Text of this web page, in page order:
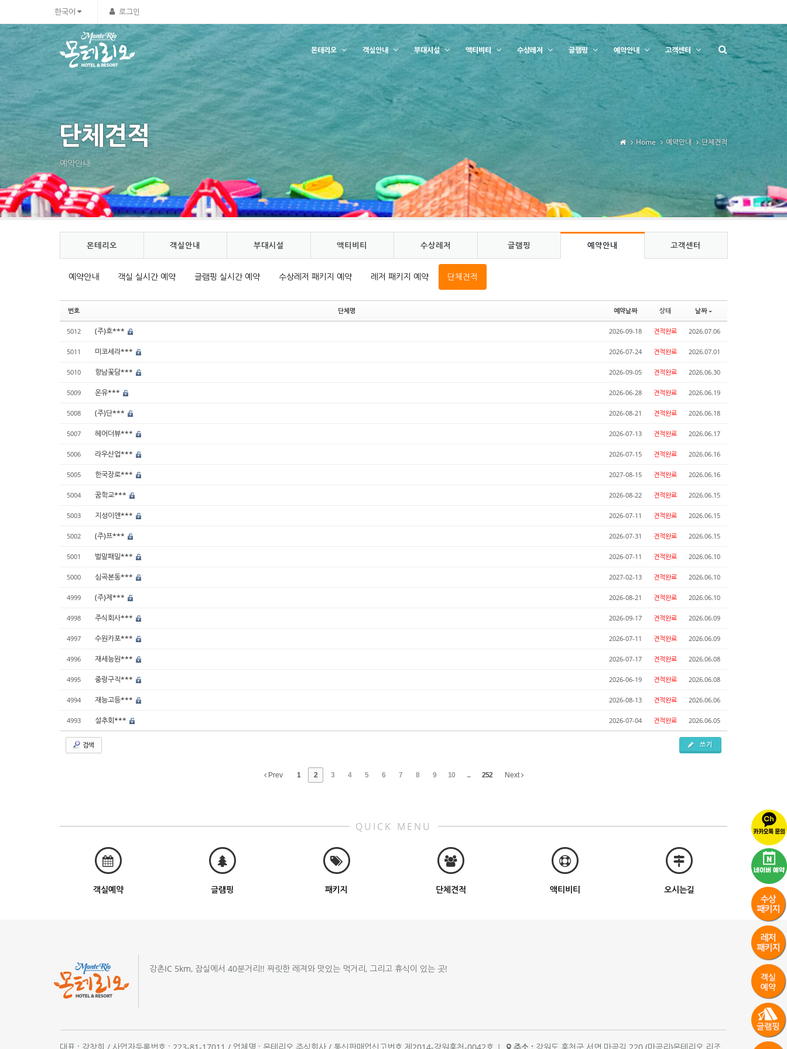
한국어 로그인
몬테리오 객실안내 부대시설 액티비티 수상레저 글램핑 예약안내 고객센터
단체견적
예약안내
Home 예약안내 단체견적
몬테리오 객실안내 부대시설 액티비티 수상레저 글램핑 예약안내 고객센터
예약안내 객실 실시간 예약 글램핑 실시간 예약 수상레저 패키지 예약 레저 패키지 예약 단체견적
번호 단체명 예약날짜 상태 날짜
5012 (주)호*** 2026-09-18 견적완료 2026.07.06
5011 미코세라*** 2026-07-24 견적완료 2026.07.01
5010 향남꽃담*** 2026-09-05 견적완료 2026.06.30
5009 온유*** 2026-06-28 견적완료 2026.06.19
5008 (주)단*** 2026-08-21 견적완료 2026.06.18
5007 헤어더뷰*** 2026-07-13 견적완료 2026.06.17
5006 라우산업*** 2026-07-15 견적완료 2026.06.16
5005 한국장로*** 2027-08-15 견적완료 2026.06.16
5004 꿈학교*** 2026-08-22 견적완료 2026.06.15
5003 지성이앤*** 2026-07-11 견적완료 2026.06.15
5002 (주)프*** 2026-07-31 견적완료 2026.06.15
5001 벌말패밀*** 2026-07-11 견적완료 2026.06.10
5000 심곡본동*** 2027-02-13 견적완료 2026.06.10
4999 (주)제*** 2026-08-21 견적완료 2026.06.10
4998 주식회사*** 2026-09-17 견적완료 2026.06.09
4997 수원카포*** 2026-07-11 견적완료 2026.06.09
4996 재세능원*** 2026-07-17 견적완료 2026.06.08
4995 중랑구직*** 2026-06-19 견적완료 2026.06.08
4994 재능고등*** 2026-08-13 견적완료 2026.06.06
4993 설추회*** 2026-07-04 견적완료 2026.06.05
검색 쓰기
Prev 1 2 3 4 5 6 7 8 9 10 ... 252 Next
QUICK MENU
객실예약 글램핑 패키지 단체견적 액티비티 오시는길
강촌IC 5km, 잠실에서 40분거리!! 짜릿한 레져와 맛있는 먹거리, 그리고 휴식이 있는 곳!
Sketchbook5, 스케치북5